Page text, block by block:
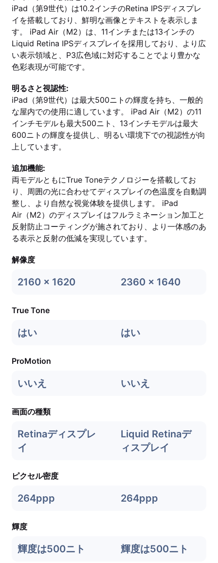
iPad（第9世代）は10.2インチのRetina IPSディスプレ
イを搭載しており、鮮明な画像とテキストを表示しま
す。 iPad Air（M2）は、11インチまたは13インチの
Liquid Retina IPSディスプレイを採用しており、より広
い表示領域と、P3広色域に対応することでより豊かな
色彩表現が可能です。
明るさと視認性:
iPad（第9世代）は最大500ニトの輝度を持ち、一般的
な屋内での使用に適しています。 iPad Air（M2）の11
インチモデルも最大500ニト、13インチモデルは最大
600ニトの輝度を提供し、明るい環境下での視認性が向
上しています。
追加機能:
両モデルともにTrue Toneテクノロジーを搭載してお
り、周囲の光に合わせてディスプレイの色温度を自動調
整し、より自然な視覚体験を提供します。 iPad
Air（M2）のディスプレイはフルラミネーション加工と
反射防止コーティングが施されており、より一体感のあ
る表示と反射の低減を実現しています。
解像度
2160 x 1620 2360 x 1640
True Tone
はい はい
ProMotion
いいえ いいえ
画面の種類
Retinaディスプレ
イ
Liquid Retinaデ
ィスプレイ
ピクセル密度
264ppp 264ppp
輝度
輝度は500ニト 輝度は500ニト